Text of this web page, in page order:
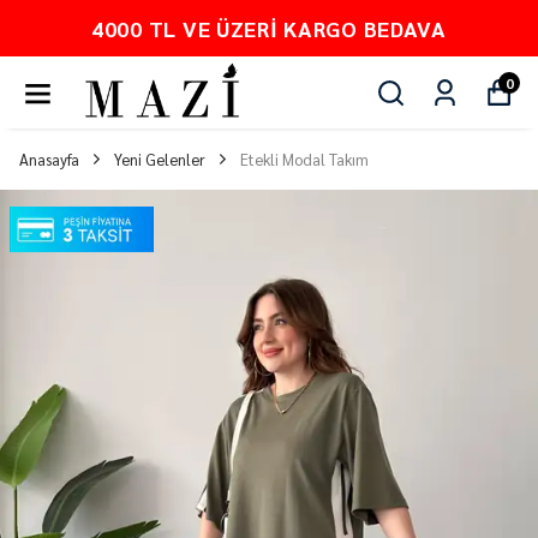
4000 TL VE ÜZERI KARGO BEDAVA
0
Anasayfa Yeni Gelenler Etekli Modal Takım